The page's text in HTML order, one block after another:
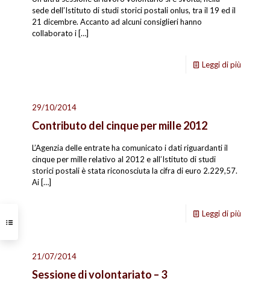
sede dell’Istituto di studi storici postali onlus, tra il 19 ed il
21 dicembre. Accanto ad alcuni consiglieri hanno
collaborato i […]
Leggi di più
29/10/2014
Contributo del cinque per mille 2012
L’Agenzia delle entrate ha comunicato i dati riguardanti il
cinque per mille relativo al 2012 e all’Istituto di studi
storici postali è stata riconosciuta la cifra di euro 2.229,57.
Ai […]
Leggi di più
21/07/2014
Sessione di volontariato – 3